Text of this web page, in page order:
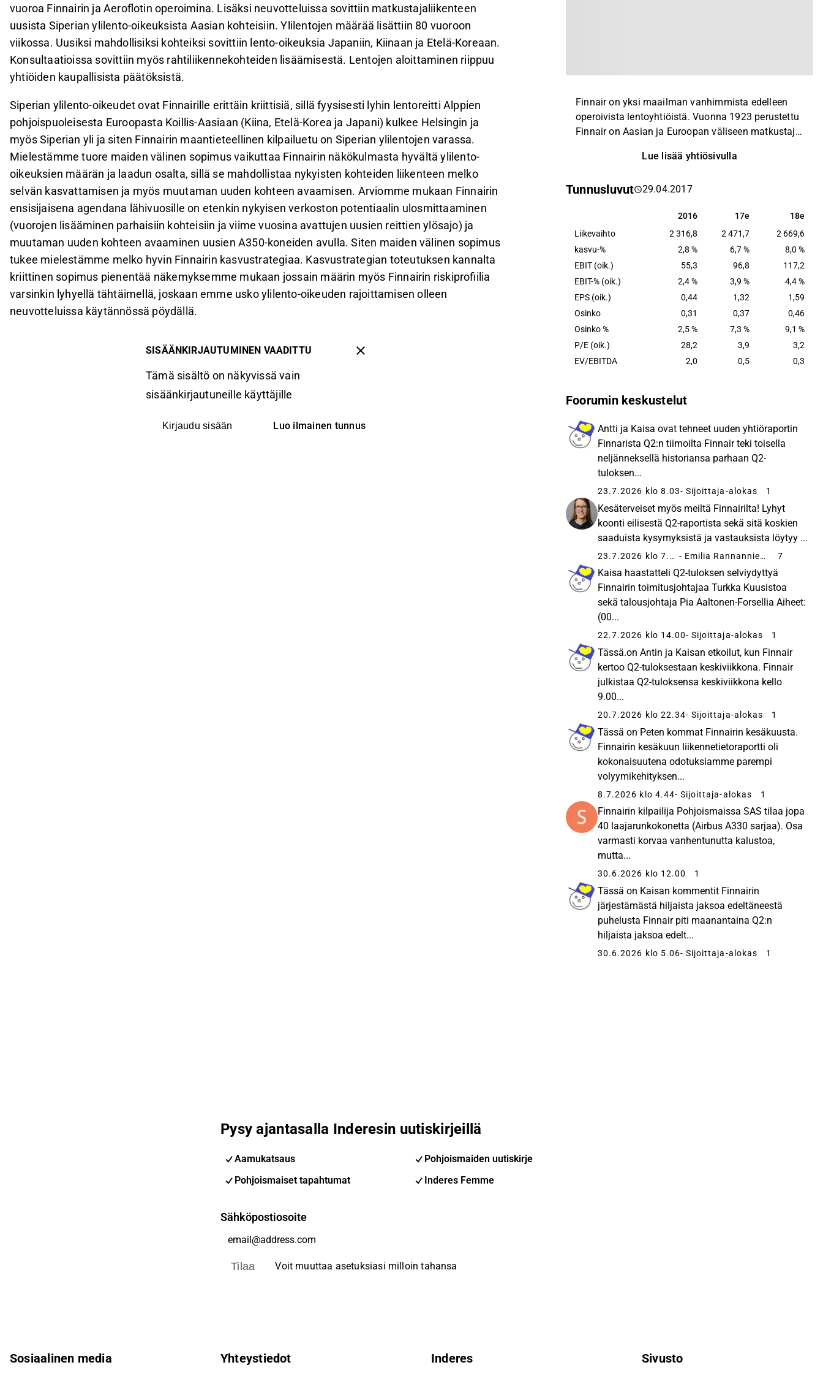
vuoroa Finnairin ja Aeroflotin operoimina. Lisäksi neuvotteluissa sovittiin matkustajaliikenteen
uusista Siperian ylilento-oikeuksista Aasian kohteisiin. Ylilentojen määrää lisättiin 80 vuoroon
viikossa. Uusiksi mahdollisiksi kohteiksi sovittiin lento-oikeuksia Japaniin, Kiinaan ja Etelä-Koreaan.
Konsultaatioissa sovittiin myös rahtiliikennekohteiden lisäämisestä. Lentojen aloittaminen riippuu
yhtiöiden kaupallisista päätöksistä.
Siperian ylilento-oikeudet ovat Finnairille erittäin kriittisiä, sillä fyysisesti lyhin lentoreitti Alppien
pohjoispuoleisesta Euroopasta Koillis-Aasiaan (Kiina, Etelä-Korea ja Japani) kulkee Helsingin ja
myös Siperian yli ja siten Finnairin maantieteellinen kilpailuetu on Siperian ylilentojen varassa.
Mielestämme tuore maiden välinen sopimus vaikuttaa Finnairin näkökulmasta hyvältä ylilento-
oikeuksien määrän ja laadun osalta, sillä se mahdollistaa nykyisten kohteiden liikenteen melko
selvän kasvattamisen ja myös muutaman uuden kohteen avaamisen. Arviomme mukaan Finnairin
ensisijaisena agendana lähivuosille on etenkin nykyisen verkoston potentiaalin ulosmittaaminen
(vuorojen lisääminen parhaisiin kohteisiin ja viime vuosina avattujen uusien reittien ylösajo) ja
muutaman uuden kohteen avaaminen uusien A350-koneiden avulla. Siten maiden välinen sopimus
tukee mielestämme melko hyvin Finnairin kasvustrategiaa. Kasvustrategian toteutuksen kannalta
kriittinen sopimus pienentää näkemyksemme mukaan jossain määrin myös Finnairin riskiprofiilia
varsinkin lyhyellä tähtäimellä, joskaan emme usko ylilento-oikeuden rajoittamisen olleen
neuvotteluissa käytännössä pöydällä.
SISÄÄNKIRJAUTUMINEN VAADITTU
Tämä sisältö on näkyvissä vain
sisäänkirjautuneille käyttäjille
Kirjaudu sisään Luo ilmainen tunnus
Finnair on yksi maailman vanhimmista edelleen
operoivista lentoyhtiöistä. Vuonna 1923 perustettu
Finnair on Aasian ja Euroopan väliseen matkustaja-
verkostolentoyhtiö. Finnair on Suomen sisäisessä
kilpailukenttä on varsin erilainen Suomen sisäisillä,
Lue lisää yhtiösivulla
Tunnusluvut 29.04.2017
2016 17e 18e
2016 17e
18e
Liikevaihto
2 316,8 2 471,7
2 669,6
kasvu-%
2,8 % 6,7 %
8,0 %
EBIT (oik.)
55,3 96,8
117,2
EBIT-% (oik.)
2,4 % 3,9 %
4,4 %
EPS (oik.)
0,44 1,32
1,59
Osinko
0,31 0,37
0,46
Osinko %
2,5 % 7,3 %
9,1 %
P/E (oik.)
28,2 3,9
3,2
EV/EBITDA
2,0 0,5 0,3
Foorumin keskustelut
Antti ja Kaisa ovat tehneet uuden yhtiöraportin
Finnarista Q2:n tiimoilta Finnair teki toisella
neljänneksellä historiansa parhaan Q2-
tuloksen...
23.7.2026 klo 8.03- Sijoittaja-alokas 1
Kesäterveiset myös meiltä Finnairilta! Lyhyt
koonti eilisestä Q2-raportista sekä sitä koskien
saaduista kysymyksistä ja vastauksista löytyy ...
23.7.2026 klo 7.35 - Emilia Rannanniemi 7
Kaisa haastatteli Q2-tuloksen selviydyttyä
Finnairin toimitusjohtajaa Turkka Kuusistoa
sekä talousjohtaja Pia Aaltonen-Forsellia Aiheet:
(00...
22.7.2026 klo 14.00- Sijoittaja-alokas 1
Tässä.on Antin ja Kaisan etkoilut, kun Finnair
kertoo Q2-tuloksestaan keskiviikkona. Finnair
julkistaa Q2-tuloksensa keskiviikkona kello
9.00...
20.7.2026 klo 22.34- Sijoittaja-alokas 1
Tässä on Peten kommat Finnairin kesäkuusta.
Finnairin kesäkuun liikennetietoraportti oli
kokonaisuutena odotuksiamme parempi
volyymikehityksen...
8.7.2026 klo 4.44- Sijoittaja-alokas 1
Finnairin kilpailija Pohjoismaissa SAS tilaa jopa
40 laajarunkokonetta (Airbus A330 sarjaa). Osa
varmasti korvaa vanhentunutta kalustoa,
mutta...
30.6.2026 klo 12.00 1
Tässä on Kaisan kommentit Finnairin
järjestämästä hiljaista jaksoa edeltäneestä
puhelusta Finnair piti maanantaina Q2:n
hiljaista jaksoa edelt...
30.6.2026 klo 5.06- Sijoittaja-alokas 1
Pysy ajantasalla Inderesin uutiskirjeillä
Aamukatsaus
Pohjoismaiden uutiskirje
Pohjoismaiset tapahtumat
Inderes Femme
Sähköpostiosoite
Tilaa Voit muuttaa asetuksiasi milloin tahansa
Sosiaalinen media Yhteystiedot Inderes Sivusto